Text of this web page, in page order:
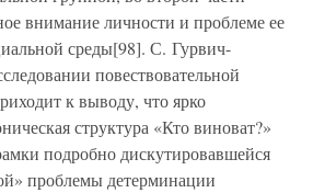
внимание личности и проблеме ее
среды[98]. С. Гурвич-
повествовательной
к выводу, что ярко
структура «Кто виноват?»
подробно дискутировавшейся
проблемы детерминации